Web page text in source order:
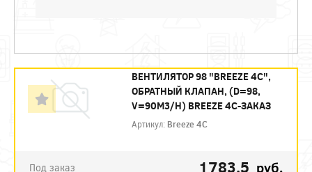
ВЕНТИЛЯТОР 98 "BREEZE 4C",
ОБРАТНЫЙ КЛАПАН, (D=98,
V=90M3/H) BREEZE 4C-ЗАКАЗ
Артикул: Breeze 4C
Под заказ 1783.5 руб.